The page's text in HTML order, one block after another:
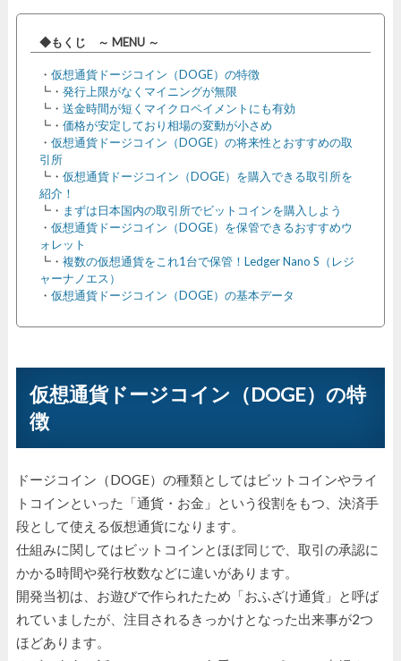
◆もくじ ～ MENU ～
・ 仮想通貨ドージコイン（DOGE）の特徴
┗・ 発行上限がなくマイニングが無限
┗・ 送金時間が短くマイクロペイメントにも有効
┗・ 価格が安定しており相場の変動が小さめ
・ 仮想通貨ドージコイン（DOGE）の将来性とおすすめの取
引所
┗・ 仮想通貨ドージコイン（DOGE）を購入できる取引所を
紹介！
┗・ まずは日本国内の取引所でビットコインを購入しよう
・ 仮想通貨ドージコイン（DOGE）を保管できるおすすめウ
ォレット
┗・ 複数の仮想通貨をこれ1台で保管！Ledger Nano S（レジ
ャーナノエス）
・ 仮想通貨ドージコイン（DOGE）の基本データ
仮想通貨ドージコイン（DOGE）の特
徴
ドージコイン（DOGE）の種類としてはビットコインやライ
トコインといった「通貨・お金」という役割をもつ、決済手
段として使える仮想通貨になります。
仕組みに関してはビットコインとほぼ同じで、取引の承認に
かかる時間や発行枚数などに違いがあります。
開発当初は、お遊びで作られたため「おふざけ通貨」と呼ば
れていましたが、注目されるきっかけとなった出来事が2つ
ほどあります。